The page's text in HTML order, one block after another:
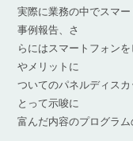
実際に業務の中でスマ
事例報告、さ
らにはスマートフォン
やメリットに
ついてのパネルディス
とって示唆に
富んだ内容のプログラム